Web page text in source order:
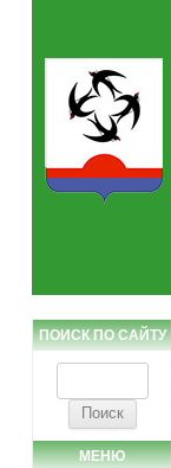
ПОИСК ПО САЙТУ
МЕНЮ